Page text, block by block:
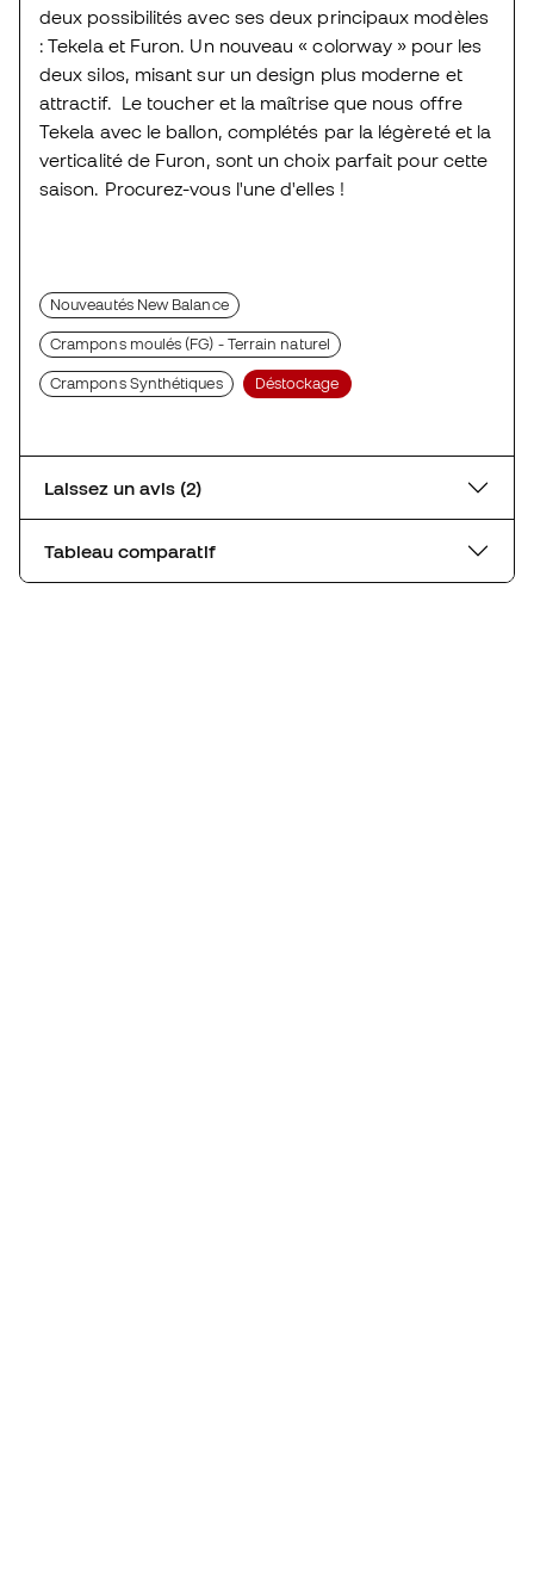
deux possibilités avec ses deux principaux modèles
: Tekela et Furon. Un nouveau « colorway » pour les
deux silos, misant sur un design plus moderne et
attractif. Le toucher et la maîtrise que nous offre
Tekela avec le ballon, complétés par la légèreté et la
verticalité de Furon, sont un choix parfait pour cette
saison. Procurez-vous l'une d'elles !
Nouveautés New Balance
Crampons moulés (FG) - Terrain naturel
Crampons Synthétiques Déstockage
Laissez un avis (2)
Tableau comparatif